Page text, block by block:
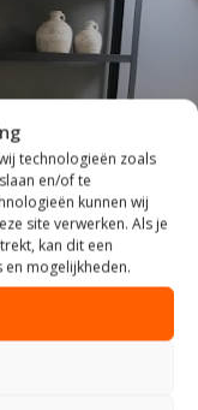
technologieën zoals
en/of te
kunnen wij
site verwerken. Als je
kan dit een
mogelijkheden.